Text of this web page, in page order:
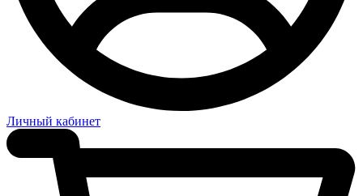
Личный кабинет